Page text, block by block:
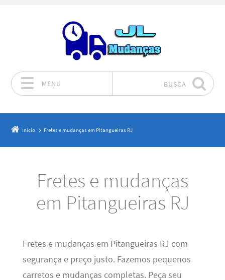
MENU BUSCA
Início Fretes e mudanças em Pitangueiras RJ
Fretes e mudanças
em Pitangueiras RJ
Fretes e mudanças em Pitangueiras RJ com
segurança e preço justo. Fazemos pequenos
carretos e mudanças completas. Peça seu